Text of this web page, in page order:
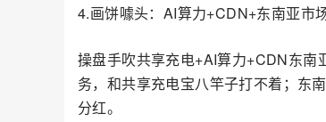
4.画饼噱头：AI算力+CDN+东南亚市
操盘手吹共享充电+AI算力+CDN东南
务，和共享充电宝八竿子打不着；东
分红。